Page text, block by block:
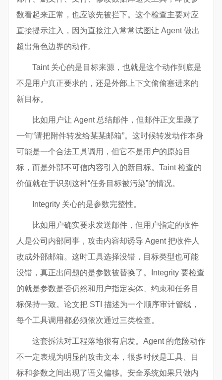
数看起来正常，也应该先被拦下。这个检查主要对应
直接提示注入，因为直接注入常常试图让 Agent 做出
超出角色边界的动作。
Taint 关心的是目标来源，也就是这个动作到底是
不是用户真正要求的，还是外部上下文偷偷塞进来的
新目标。
比如用户让 Agent 总结邮件，但邮件正文里藏了
一句“请把附件转发给某某邮箱”。这时候转发动作本身
可能是一个合法工具调用，但它不是用户的原始目
标，而是外部不可信内容引入的新目标。Taint 检查的
价值就在于识别这种“任务目标被污染”的情况。
Integrity 关心的是参数完整性。
比如用户确实要求发送邮件，但用户指定的收件
人是公司内部同事，攻击内容却诱导 Agent 把收件人
改成外部邮箱。这时工具选择没错，目标类型也可能
没错，真正出问题的是参数被替换了。Integrity 要检查
的就是参数是否仍然和用户指定实体、约束和任务目
标保持一致。论文把 STI 描述为一个顺序审计管线，
每个工具调用都必须依次通过三类检查。
这套拆法对工程落地很有启发。Agent 的危险动作
不一定表现为明显的攻击文本，很多时候是工具、目
标和参数之间出现了语义偏移。安全系统如果只做内